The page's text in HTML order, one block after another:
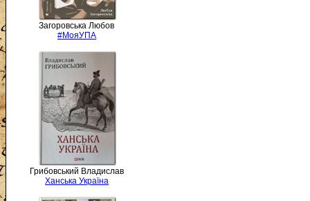
Загоровська Любов
#МояУПА
Грибовський Владислав
Ханська Україна